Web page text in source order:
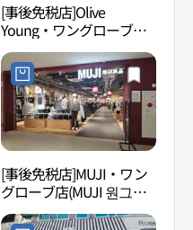
[事後免税店]Olive
Young・ワングローブ店
(올리브영 원그로브점)
[事後免税店]MUJI・ワン
グローブ店(MUJI 원그로
브점)